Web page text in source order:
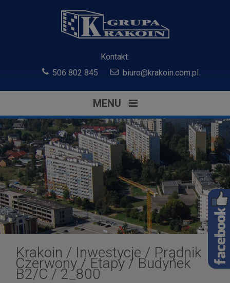
Kontakt:
506 802 845
biuro@krakoin.com.pl
MENU
Krakoin / Inwestycje / Prądnik
Czerwony/ Etapy/Budynek
B2/C /2_800